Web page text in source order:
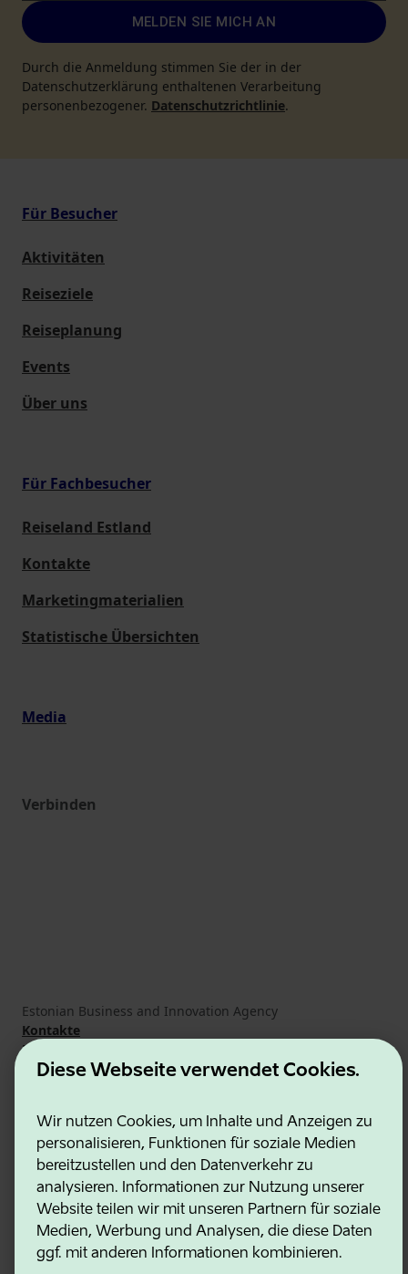
Diese Webseite verwendet Cookies.
Wir nutzen Cookies, um Inhalte und Anzeigen zu
personalisieren, Funktionen für soziale Medien
bereitzustellen und den Datenverkehr zu
analysieren. Informationen zur Nutzung unserer
Website teilen wir mit unseren Partnern für soziale
Medien, Werbung und Analysen, die diese Daten
ggf. mit anderen Informationen kombinieren.
MELDEN SIE MICH AN
Durch die Anmeldung stimmen Sie der in der
Datenschutzerklärung enthaltenen Verarbeitung
personenbezogener. Datenschutzrichtlinie.
Für Besucher
Aktivitäten
Reiseziele
Reiseplanung
Events
Über uns
Für Fachbesucher
Reiseland Estland
Kontakte
Marketingmaterialien
Statistische Übersichten
Media
Verbinden
Estonian Business and Innovation Agency
Kontakte
Kooperationspartner
Nutzungsbedingungen